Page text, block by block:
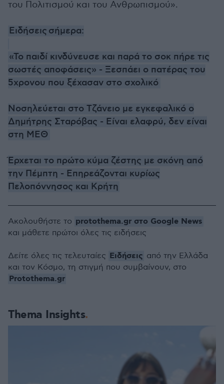
του Πολιτισμού και του Ανθρωπισμού».
Ειδήσεις σήμερα:
«Το παιδί κινδύνευσε και παρά το σοκ πήρε τις
σωστές αποφάσεις» - Ξεσπάει ο πατέρας του
5χρονου που ξέχασαν στο σχολικό
Νοσηλεύεται στο Τζάνειο με εγκεφαλικό ο
Δημήτρης Σταρόβας - Είναι ελαφρύ, δεν είναι
στη ΜΕΘ
Έρχεται το πρώτο κύμα ζέστης με σκόνη από
την Πέμπτη - Επηρεάζονται κυρίως
Πελοπόννησος και Κρήτη
Thema Insights
Ακολουθήστε το protothema.gr στο Google News
και μάθετε πρώτοι όλες τις ειδήσεις
Δείτε όλες τις τελευταίες Ειδήσεις από την Ελλάδα
και τον Κόσμο, τη στιγμή που συμβαίνουν, στο
Protothema.gr